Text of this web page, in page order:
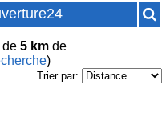
5 kmde
)
Trier par: